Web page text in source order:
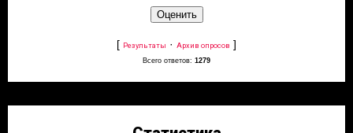
[ Результаты · Архив опросов ]
Всего ответов: 1279